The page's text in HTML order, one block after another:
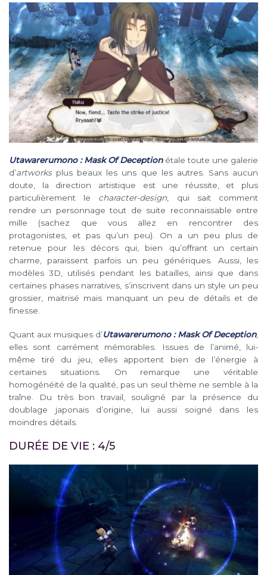
Utawarerumono : Mask Of Deceptionétale toute une galerie
d’artworksplus beaux les uns que les autres. Sans aucun
doute, la direction artistique est une réussite, et plus
particulièrement le character-design , qui sait comment
rendre un personnage tout de suite reconnaissable entre
mille (sachez que vous allez en rencontrer des
protagonistes, et pas qu’un peu). On a un peu plus de
retenue pour les décors qui, bien qu’offrant un certain
charme, paraissent parfois un peu génériques. Aussi, les
modèles 3D, utilisés pendant les batailles, ainsi que dans
certaines phases narratives, s’inscrivent dans un style un peu
grossier, maitrisé mais manquant un peu de détails et de
finesse.
Quant aux musiques d’Utawarerumono : Mask Of Deception,
elles sont carrément mémorables. Issues de l’animé, lui-
même tiré du jeu, elles apportent bien de l’énergie à
certaines situations. On remarque une véritable
homogénéité de la qualité, pas un seul thème ne semble à la
traîne. Du très bon travail, souligné par la présence du
doublage japonais d’origine, lui aussi soigné dans les
moindres détails.
DURÉE DE VIE : 4/5